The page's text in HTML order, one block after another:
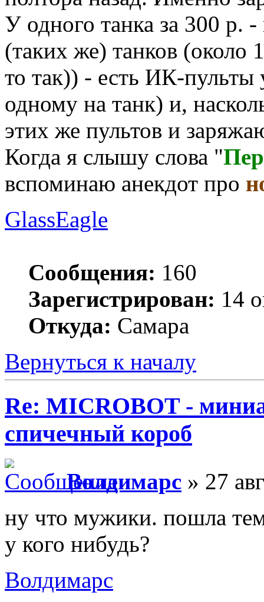
У одного танка за 300 р.
(таких же) танков (около
то так)) - есть ИК-пульты
одному на танк) и,
этих же пультов и
Когда я слышу слова "
вспоминаю анекдот про
GlassEagle
Сообщения: 160
Зарегистрирован: 14
Откуда: Самара
Вернуться к началу
Re: MICROBOT -
спичечный короб
Волдимарс » 27
ну что мужики. пошла
у кого нибудь?
Волдимарс